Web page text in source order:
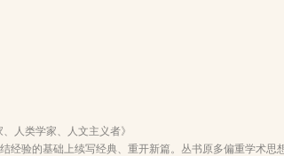
人类学家、人文主义者》
经验的基础上续写经典、重开新篇。丛书原多偏重学术思